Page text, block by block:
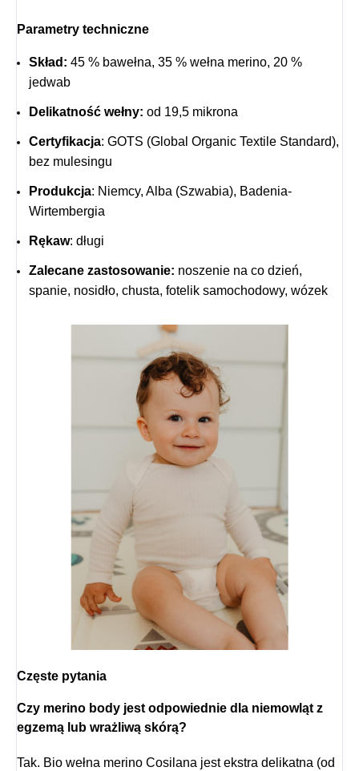
Parametry techniczne
Skład: 45 % bawełna, 35 % wełna merino, 20 %
jedwab
Delikatność wełny: od 19,5 mikrona
Certyfikacja: GOTS (Global Organic Textile Standard),
bez mulesingu
Produkcja: Niemcy, Alba (Szwabia), Badenia-
Wirtembergia
Rękaw: długi
Zalecane zastosowanie: noszenie na co dzień,
spanie, nosidło, chusta, fotelik samochodowy, wózek
Częste pytania
Czy merino body jest odpowiednie dla niemowląt z
egzemą lub wrażliwą skórą?
Tak. Bio wełna merino Cosilana jest ekstra delikatna (od